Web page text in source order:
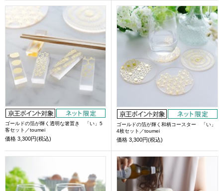
ゴールドの箔が輝く透明な箸置き 「い」5
客セット／toumei
価格 3,300円(税込)
ゴールドの箔が輝く和柄コースター 「い」
4枚セット／toumei
価格 3,300円(税込)